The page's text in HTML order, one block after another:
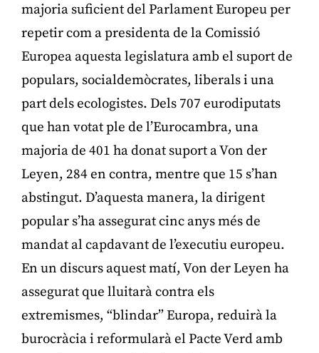
majoria suficient del Parlament Europeu per
repetir com a presidenta de la Comissió
Europea aquesta legislatura amb el suport de
populars, socialdemòcrates, liberals i una
part dels ecologistes. Dels 707 eurodiputats
que han votat ple de l’Eurocambra, una
majoria de 401 ha donat suport a Von der
Leyen, 284 en contra, mentre que 15 s’han
abstingut. D’aquesta manera, la dirigent
popular s’ha assegurat cinc anys més de
mandat al capdavant de l’executiu europeu.
En un discurs aquest matí, Von der Leyen ha
assegurat que lluitarà contra els
extremismes, “blindar” Europa, reduirà la
burocràcia i reformularà el Pacte Verd amb